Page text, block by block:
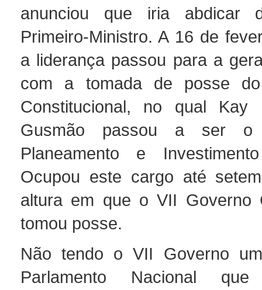
anunciou que iria abdicar
Primeiro-Ministro. A 16 de
a liderança passou para a
com a tomada de posse
Constitucional, no qual Kay
Gusmão passou a ser o
Planeamento e
Ocupou este cargo até
altura em que o VII Governo
tomou posse.
Não tendo o VII Governo
Parlamento Nacional